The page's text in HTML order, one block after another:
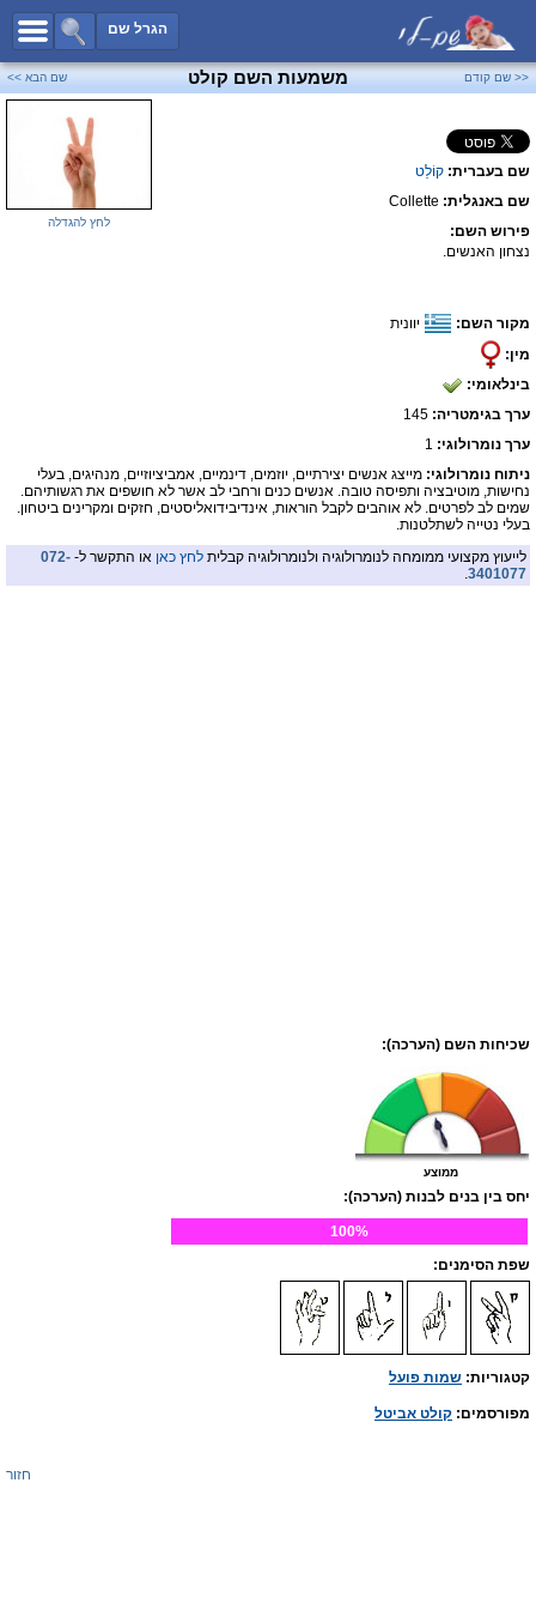
הגרל שם
כל השמות
שמות לבנים
שמות לבנות
שמות משותפים
שמות נפוצים
פייסבוק
<< שם קודם משמעות השם קולט שם הבא >>
שם בעברית: קוֹלֵט
שם באנגלית: Collette
פירוש השם:
נצחון האנשים.
מקור השם:
יוונית
מין:
בינלאומי:
ערך בגימטריה:
ערך נומרולוגי: 1
לחץ להגדלה
ניתוח נומרולוגי: מייצג אנשים יצירתיים, יוזמים, דינמיים, אמביציוזיים, מנהיגים, בעלי
נחישות, מוטיבציה ותפיסה טובה. אנשים כנים ורחבי לב אשר לא חושפים את רגשותיהם.
שמים לב לפרטים. לא אוהבים לקבל הוראות, אינדיבידואליסטים, חזקים ומקרינים ביטחון.
בעלי נטייה לשתלטנות.
לייעוץ מקצועי ממומחה לנומרולוגיה ולנומרולוגיה קבלית לחץ כאן או התקשר ל- 072-
3401077
.
שכיחות השם (הערכה):
ממוצע
יחס בין בנים לבנות (הערכה):
100%
שפת הסימנים:
קטגוריות: שמות פועל
מפורסמים: קולט אביטל
חזור